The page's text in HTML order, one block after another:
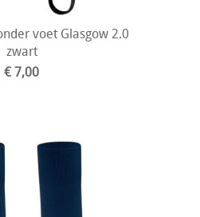
voet Glasgow 2.0
zwart
€ 7,00